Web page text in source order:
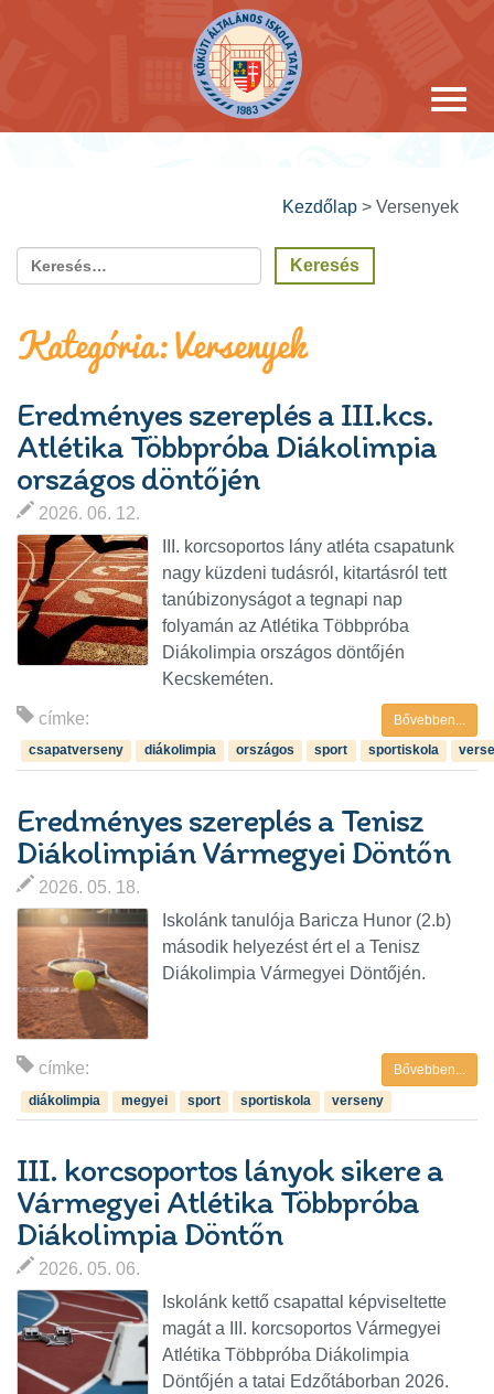
Kezdőlap > Versenyek
Kategória:Versenyek
Eredményes szereplés a III.kcs.
Atlétika Többpróba Diákolimpia
országos döntőjén
2026. 06. 12.
III. korcsoportos lány atléta csapatunk
nagy küzdeni tudásról, kitartásról tett
tanúbizonyságot a tegnapi nap
folyamán az Atlétika Többpróba
Diákolimpia országos döntőjén
Kecskeméten.
címke:
Bővebben...
csapatverseny
diákolimpia országos sport sportiskola
Eredményes szereplés a Tenisz
Diákolimpián Vármegyei Döntőn
2026. 05. 18.
Iskolánk tanulója Baricza Hunor (2.b)
második helyezést ért el a Tenisz
Diákolimpia Vármegyei Döntőjén.
címke:
Bővebben...
diákolimpia
megyei sport sportiskola verseny
III. korcsoportos lányok sikere a
Vármegyei Atlétika Többpróba
Diákolimpia Döntőn
2026. 05. 06.
Iskolánk kettő csapattal képviseltette
magát a III. korcsoportos Vármegyei
Atlétika Többpróba Diákolimpia
Döntőjén a tatai Edzőtáborban 2026.